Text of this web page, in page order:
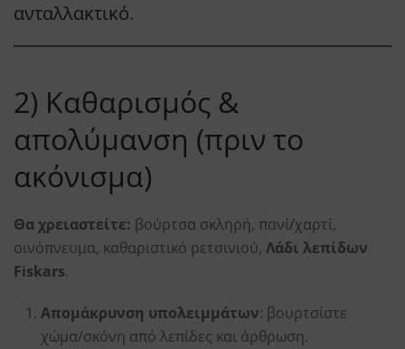
ανταλλακτικό.
2) Καθαρισμός &
απολύμανση (πριν το
ακόνισμα)
Θα χρειαστείτε: βούρτσα σκληρή, πανί/χαρτί,
οινόπνευμα, καθαριστικό ρετσινιού, Λάδι λεπίδων
Fiskars.
Απομάκρυνση υπολειμμάτων: βουρτσίστε
χώμα/σκόνη από λεπίδες και άρθρωση.